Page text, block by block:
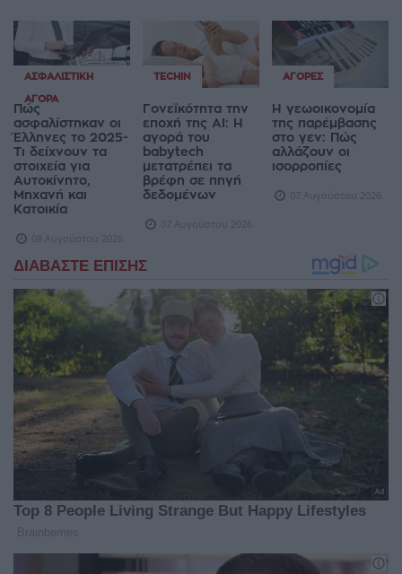
ΑΣΦΑΛΙΣΤΙΚΉ
ΑΓΟΡΆ
Πώς
ασφαλίστηκαν οι
Έλληνες το 2025-
Τι δείχνουν τα
στοιχεία για
Αυτοκίνητο,
Μηχανή και
Κατοικία
08 Αυγούστου 2026
TECHIN
Γονεϊκότητα την
εποχή της AI: Η
αγορά του
babytech
μετατρέπει τα
βρέφη σε πηγή
δεδομένων
07 Αυγούστου 2026
ΑΓΟΡΈΣ
Η γεωοικονομία
της παρέμβασης
στο γεν: Πώς
αλλάζουν οι
ισορροπίες
07 Αυγούστου 2026